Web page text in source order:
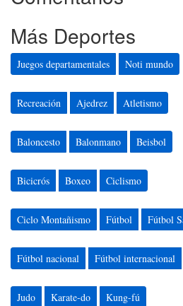
Más Deportes
Juegos departamentales Noti mundo
Recreación Ajedrez Atletismo
Baloncesto Balonmano Beisbol
Bicicrós Boxeo Ciclismo
Ciclo Montañismo Fútbol Fútbol
Fútbol nacional Fútbol internacional
Judo Karate-do Kung-fú